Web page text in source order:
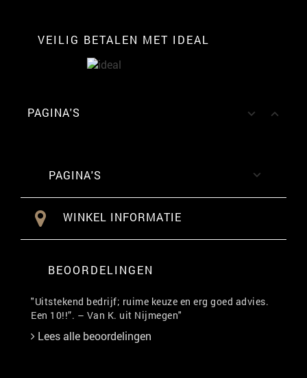
VEILIG BETALEN MET IDEAL
PAGINA'S  
PAGINA'S 
WINKEL INFORMATIE
BEOORDELINGEN
"Uitstekend bedrijf; ruime keuze en erg goed advies.
Een 10!!”. – Van K. uit Nijmegen"
Lees alle beoordelingen